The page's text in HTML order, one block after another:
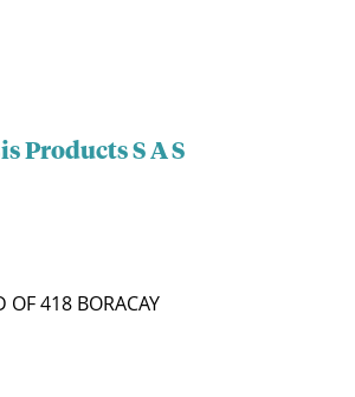
Products S A S
OF 418 BORACAY